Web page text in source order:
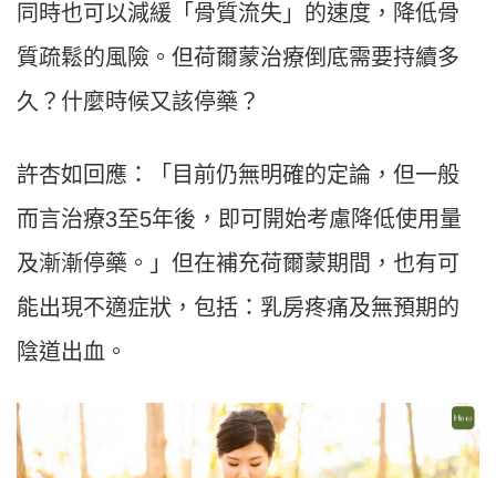
同時也可以減緩「骨質流失」的速度，降低骨
質疏鬆的風險。但荷爾蒙治療倒底需要持續多
久？什麼時候又該停藥？
許杏如回應：「目前仍無明確的定論，但一般
而言治療3至5年後，即可開始考慮降低使用量
及漸漸停藥。」但在補充荷爾蒙期間，也有可
能出現不適症狀，包括：乳房疼痛及無預期的
陰道出血。